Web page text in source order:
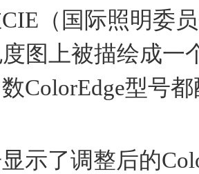
（国际照明委
图上被描绘成一
ColorEdge型号
示了调整后的